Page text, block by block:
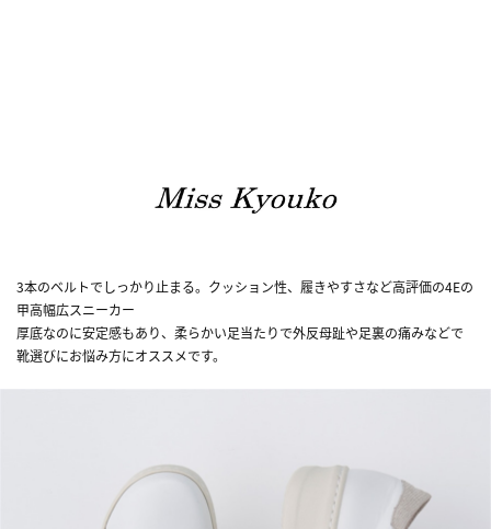
3本のベルトでしっかり止まる。クッション性、履きやすさなど高評価の4Eの
甲高幅広スニーカー
厚底なのに安定感もあり、柔らかい足当たりで外反母趾や足裏の痛みなどで
靴選びにお悩み方にオススメです。